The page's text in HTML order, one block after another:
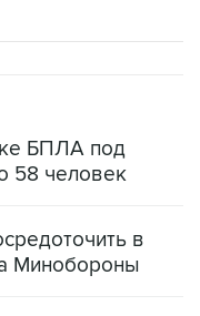
БПЛА под
58 человек
в
Минобороны